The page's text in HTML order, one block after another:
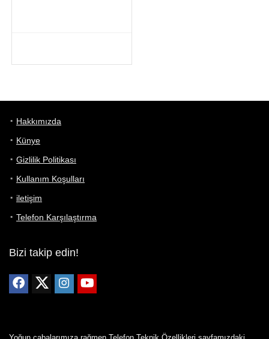
Hakkımızda
Künye
Gizlilik Politikası
Kullanım Koşulları
iletişim
Telefon Karşılaştırma
Bizi takip edin!